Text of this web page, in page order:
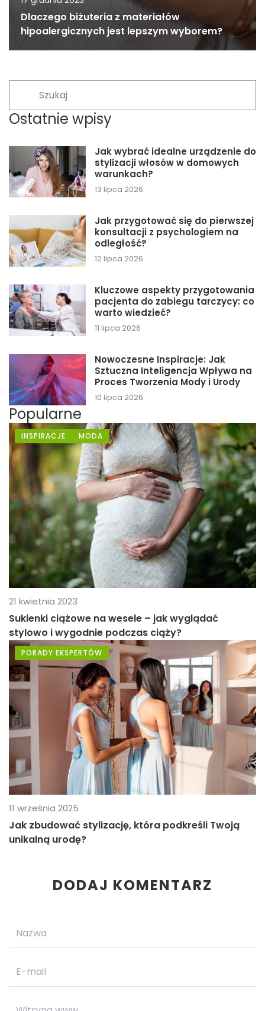
Dlaczego biżuteria z materiałów
hipoalergicznych jest lepszym wyborem?
Ostatnie wpisy
Jak wybrać idealne urządzenie do
stylizacji włosów w domowych
warunkach?
13 lipca 2026
Jak przygotować się do pierwszej
konsultacji z psychologiem na
odległość?
12 lipca 2026
Kluczowe aspekty przygotowania
pacjenta do zabiegu tarczycy: co
warto wiedzieć?
11 lipca 2026
Nowoczesne Inspiracje: Jak
Sztuczna Inteligencja Wpływa na
Proces Tworzenia Mody i Urody
10 lipca 2026
Popularne
INSPIRACJE MODA
21 kwietnia 2023
Sukienki ciążowe na wesele – jak wyglądać
stylowo i wygodnie podczas ciąży?
PORADY EKSPERTÓW
11 września 2025
Jak zbudować stylizację, która podkreśli Twoją
unikalną urodę?
DODAJ KOMENTARZ